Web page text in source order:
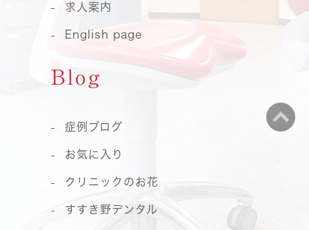
求人案内
English page
Blog
症例ブログ
お気に入り
クリニックのお花
すすき野デンタル